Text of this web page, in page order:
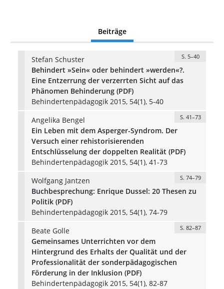
Beiträge
Stefan Schuster S. 5–40
Behindert »Sein« oder behindert »werden«?.
Eine Entzerrung der verzerrten Sicht auf das
Phänomen Behinderung (PDF)
Behindertenpädagogik 2015, 54(1), 5-40
Angelika Bengel
S. 41–73
Ein Leben mit dem Asperger-Syndrom. Der
Versuch einer rehistorisierenden
Entschlüsselung der doppelten Realität (PDF)
Behindertenpädagogik 2015, 54(1), 41-73
Wolfgang Jantzen
S. 74–79
Buchbesprechung: Enrique Dussel: 20 Thesen zu
Politik (PDF)
Behindertenpädagogik 2015, 54(1), 74-79
Beate Golle
S. 82–87
Gemeinsames Unterrichten vor dem
Hintergrund des Erhalts der Qualität und der
Professionalität der sonderpädagogischen
Förderung in der Inklusion (PDF)
Behindertenpädagogik 2015, 54(1), 82-87